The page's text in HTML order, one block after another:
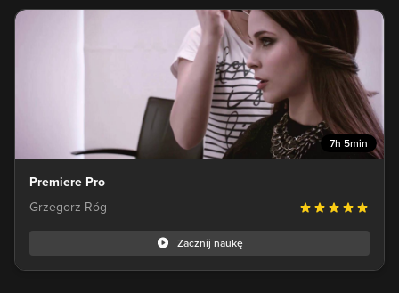
7h 5min
Premiere Pro
Grzegorz Róg
Zacznij naukę